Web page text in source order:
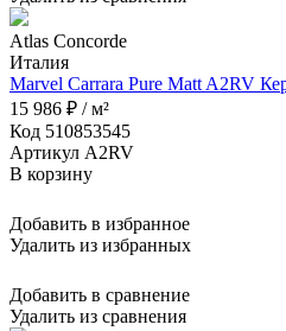
Atlas Concorde
Италия
Marvel Carrara Pure Matt A2RV
15 986 ₽ / м²
Код 510853545
Артикул A2RV
В корзину
Добавить в избранное
Удалить из избранных
Добавить в сравнение
Удалить из сравнения